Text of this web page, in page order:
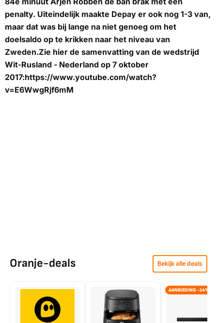
penalty. Uiteindelijk maakte Depay er ook nog 1-3 van,
maar dat was bij lange na niet genoeg om het
doelsaldo op te krikken naar het niveau van
Zweden.Zie hier de samenvatting van de wedstrijd
Wit-Rusland - Nederland op 7 oktober
2017:https://www.youtube.com/watch?
v=E6WwgRjf6mM
Oranje-deals Bekijk alle deals
AANBIEDING -14%